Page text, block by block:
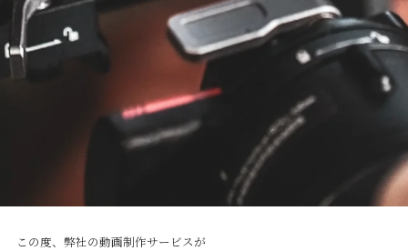
この度、弊社の動画制作サービスが